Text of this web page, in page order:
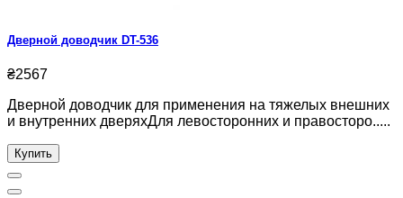
Дверной доводчик DT-536
₴2567
Дверной доводчик для применения на тяжелых внешних
и внутренних дверяхДля левосторонних и правосторо.....
Купить